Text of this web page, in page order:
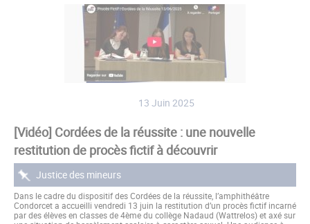
13 Juin 2025
[Vidéo] Cordées de la réussite : une nouvelle
restitution de procès fictif à découvrir
Justice des mineurs
Dans le cadre du dispositif des Cordées de la réussite, l’amphithéâtre
Condorcet a accueilli vendredi 13 juin la restitution d’un procès fictif incarné
par des élèves en classes de 4ème du collège Nadaud (Wattrelos) et axé sur